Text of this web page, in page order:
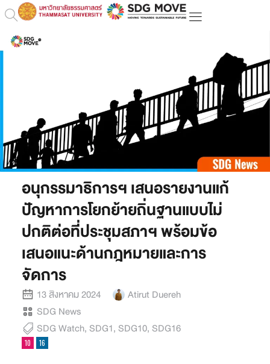
อนุกรรมาธิการฯ เสนอรายงานแก้
ปัญหาการโยกย้ายถิ่นฐานแบบไม่
ปกติต่อที่ประชุมสภาฯ พร้อมข้อ
เสนอแนะด้านกฎหมายและการ
จัดการ
13 สิงหาคม 2024
Atirut Duereh
SDG News
SDG Watch, SDG1, SDG10, SDG16